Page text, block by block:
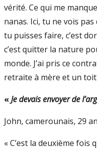
vérité. Ce qui me
nanas. Ici, tu ne vois
tu puisses faire, c’est
c’est quitter la nature
monde. J’ai pris ce
retraite à mère et un toit
«Je devais envoyer de
John, camerounais, 29
« C’est la deuxième fois